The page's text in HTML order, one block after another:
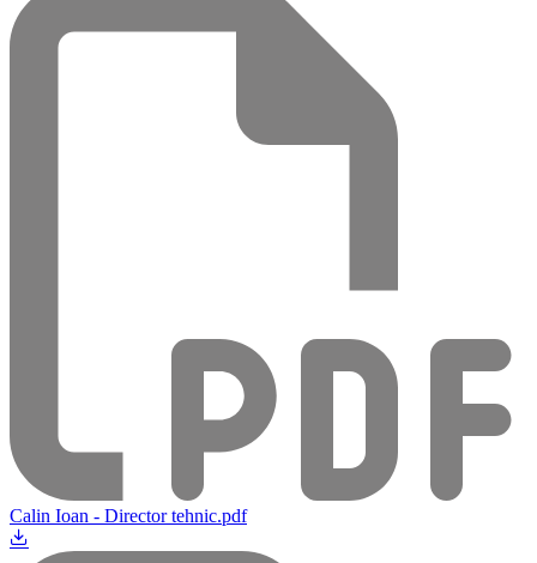
Calin Ioan - Director tehnic.pdf